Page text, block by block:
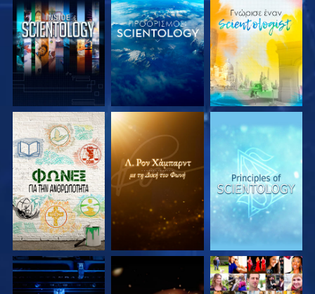
ΕΞΕΡΕΥΝΗΣΤΕ ΤΗ
ΣΕΙΡΑ
ΕΞΕΡΕΥΝΗΣΤΕ ΤΗ
ΣΕΙΡΑ
ΕΞΕΡΕΥΝΗΣΤΕ ΤΗ
ΣΕΙΡΑ